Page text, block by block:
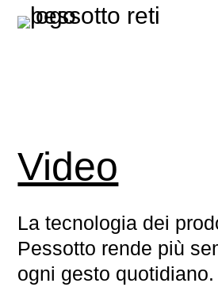
Video
La tecnologia dei
Pessotto rende più
ogni gesto